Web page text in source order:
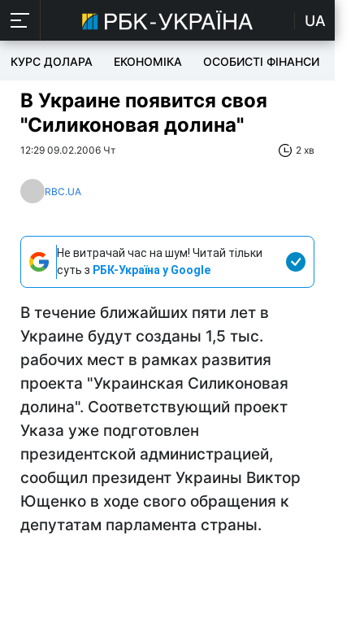
UA
КУРС ДОЛАРА ЕКОНОМІКА ОСОБИСТІ ФІНАНСИ
В Украине появится своя
"Силиконовая долина"
12:29 09.02.2006 Чт 2 хв
RBC.UA
Не витрачай час на шум! Читай тільки
суть з РБК-Україна у Google
В течение ближайших пяти лет в
Украине будут созданы 1,5 тыс.
рабочих мест в рамках развития
проекта "Украинская Силиконовая
долина". Соответствующий проект
Указа уже подготовлен
президентской администрацией,
сообщил президент Украины Виктор
Ющенко в ходе свого обращения к
депутатам парламента страны.